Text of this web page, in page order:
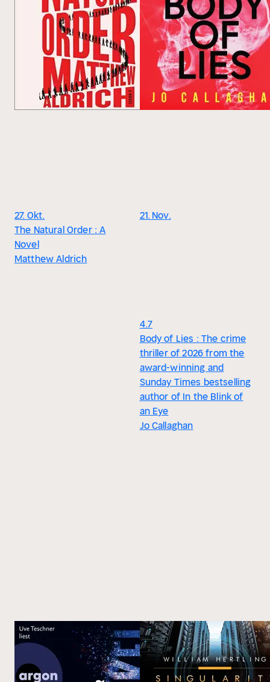
27. Okt.
The Natural Order : A
Novel
Matthew Aldrich
21. Nov.
4.7
Body of Lies : The crime
thriller of 2026 from the
award-winning and
Sunday Times bestselling
author of In the Blink of
an Eye
Jo Callaghan